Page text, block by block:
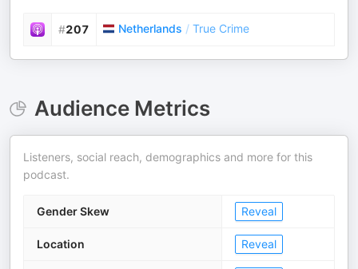
#207 Netherlands / True Crime
Audience Metrics
Listeners, social reach, demographics and more for this
podcast.
Gender Skew Reveal
Location Reveal